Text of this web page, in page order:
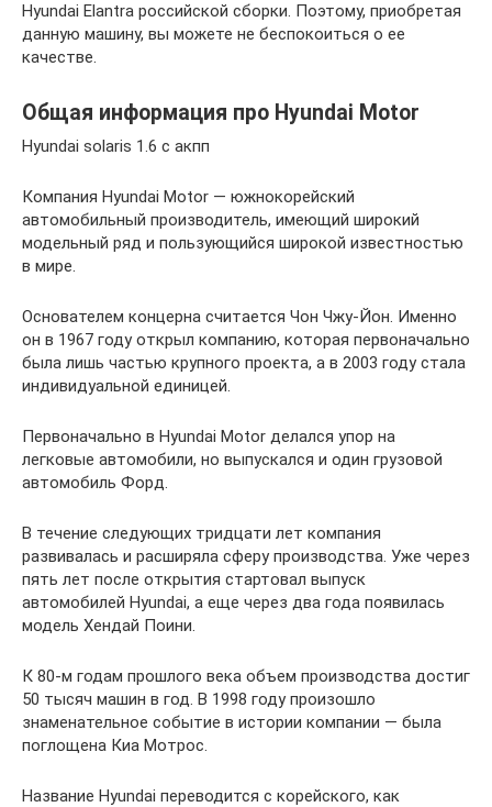
Hyundai Elantra российской сборки. Поэтому, приобретая
данную машину, вы можете не беспокоиться о ее
качестве.
Общая информация про Hyundai Motor
Hyundai solaris 1.6 с акпп
Компания Hyundai Motor — южнокорейский
автомобильный производитель, имеющий широкий
модельный ряд и пользующийся широкой известностью
в мире.
Основателем концерна считается Чон Чжу-Йон. Именно
он в 1967 году открыл компанию, которая первоначально
была лишь частью крупного проекта, а в 2003 году стала
индивидуальной единицей.
Первоначально в Hyundai Motor делался упор на
легковые автомобили, но выпускался и один грузовой
автомобиль Форд.
В течение следующих тридцати лет компания
развивалась и расширяла сферу производства. Уже через
пять лет после открытия стартовал выпуск
автомобилей Hyundai, а еще через два года появилась
модель Хендай Поини.
К 80-м годам прошлого века объем производства достиг
50 тысяч машин в год. В 1998 году произошло
знаменательное событие в истории компании — была
поглощена Киа Мотрос.
Название Hyundai переводится с корейского, как